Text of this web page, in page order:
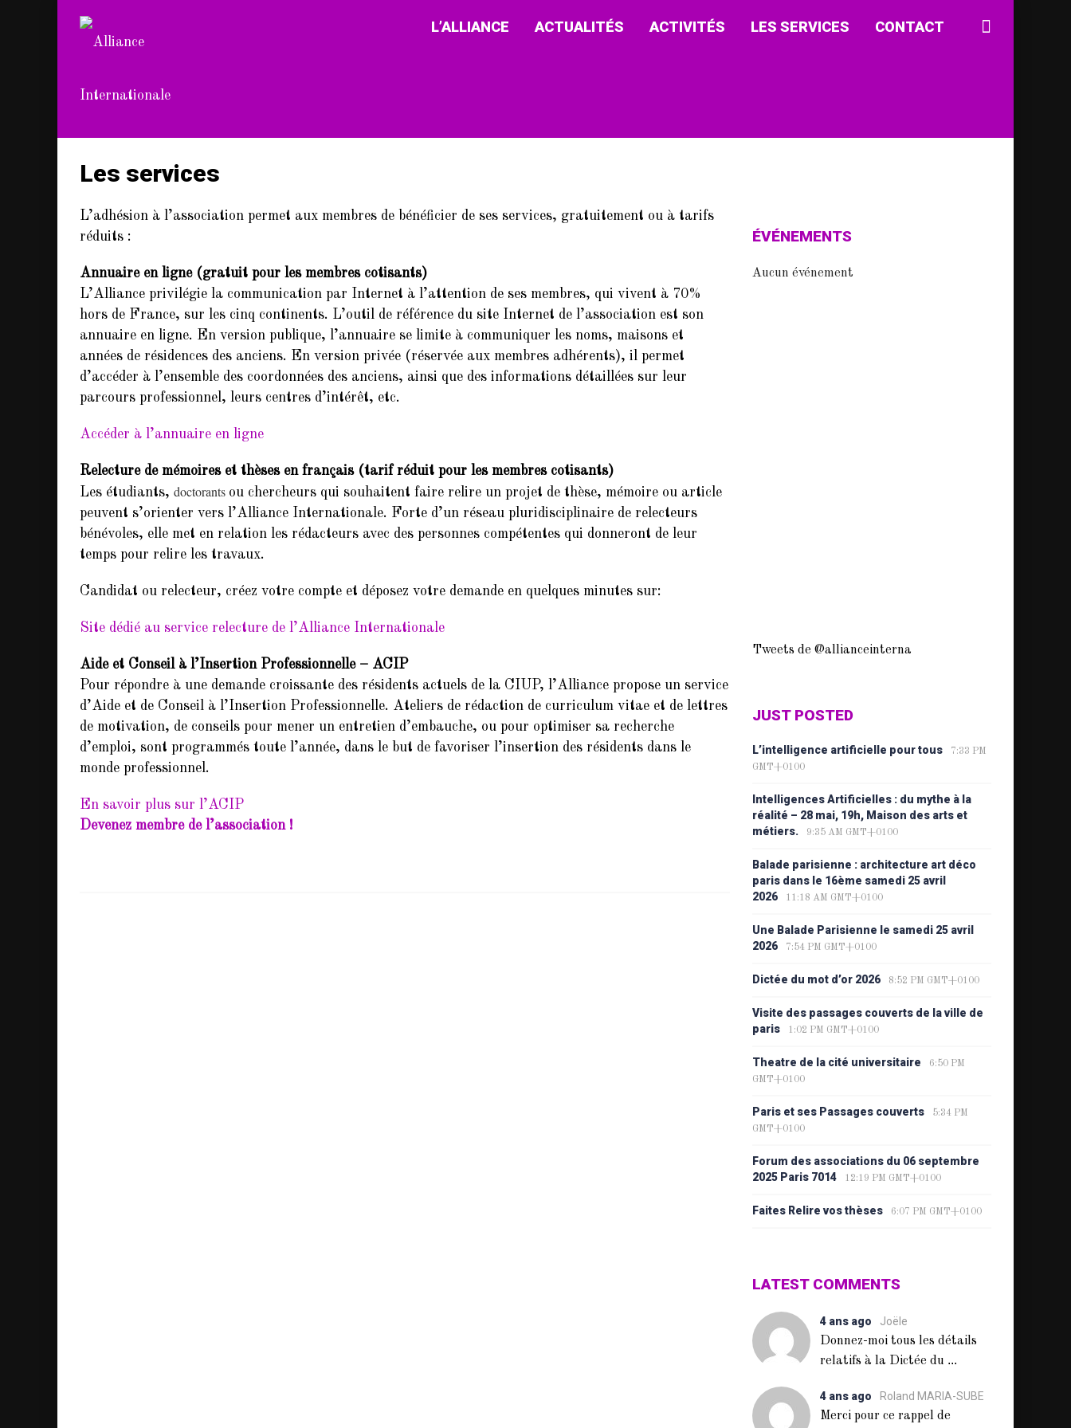
L’ALLIANCE ACTUALITÉS ACTIVITÉS LES SERVICES CONTACT
Les services
L’adhésion à l’association permet aux membres de bénéficier de ses services, gratuitement ou à tarifs
réduits :
Annuaire en ligne (gratuit pour les membres cotisants)
L’Alliance privilégie la communication par Internet à l’attention de ses membres, qui vivent à 70%
hors de France, sur les cinq continents. L’outil de référence du site Internet de l’association est son
annuaire en ligne. En version publique, l’annuaire se limite à communiquer les noms, maisons et
années de résidences des anciens. En version privée (réservée aux membres adhérents), il permet
d’accéder à l’ensemble des coordonnées des anciens, ainsi que des informations détaillées sur leur
parcours professionnel, leurs centres d’intérêt, etc.
Accéder à l’annuaire en ligne
Relecture de mémoires et thèses en français (tarif réduit pour les membres cotisants)
Les étudiants, doctorants ou chercheurs qui souhaitent faire relire un projet de thèse, mémoire ou article
peuvent s’orienter vers l’Alliance Internationale. Forte d’un réseau pluridisciplinaire de relecteurs
bénévoles, elle met en relation les rédacteurs avec des personnes compétentes qui donneront de leur
temps pour relire les travaux.
Candidat ou relecteur, créez votre compte et déposez votre demande en quelques minutes sur:
Site dédié au service relecture de l’Alliance Internationale
Aide et Conseil à l’Insertion Professionnelle – ACIP
Pour répondre à une demande croissante des résidents actuels de la CIUP, l’Alliance propose un service
d’Aide et de Conseil à l’Insertion Professionnelle. Ateliers de rédaction de curriculum vitae et de lettres
de motivation, de conseils pour mener un entretien d’embauche, ou pour optimiser sa recherche
d’emploi, sont programmés toute l’année, dans le but de favoriser l’insertion des résidents dans le
monde professionnel.
En savoir plus sur l’ACIP
Devenez membre de l’association !
ÉVÉNEMENTS
Aucun événement
Tweets de @allianceinterna
JUST POSTED
L’intelligence artificielle pour tous
7:33 PM
GMT+0100
Intelligences Artificielles : du mythe à la
réalité – 28 mai, 19h, Maison des arts et
métiers.
9:35 AM GMT+0100
Balade parisienne : architecture art déco
paris dans le 16ème samedi 25 avril
2026
11:18 AM GMT+0100
Une Balade Parisienne le samedi 25 avril
2026
7:54 PM GMT+0100
Dictée du mot d’or 2026 8:52 PM GMT+0100
Visite des passages couverts de la ville de
paris
1:02 PM GMT+0100
Theatre de la cité universitaire
6:50 PM
GMT+0100
Paris et ses Passages couverts
5:34 PM
GMT+0100
Forum des associations du 06 septembre
2025 Paris 7014
12:19 PM GMT+0100
Faites Relire vos thèses 6:07 PM GMT+0100
LATEST COMMENTS
4 ans ago
Joële
Donnez-moi tous les détails
relatifs à la Dictée du ...
4 ans ago
Roland MARIA-SUBE
Merci pour ce rappel de